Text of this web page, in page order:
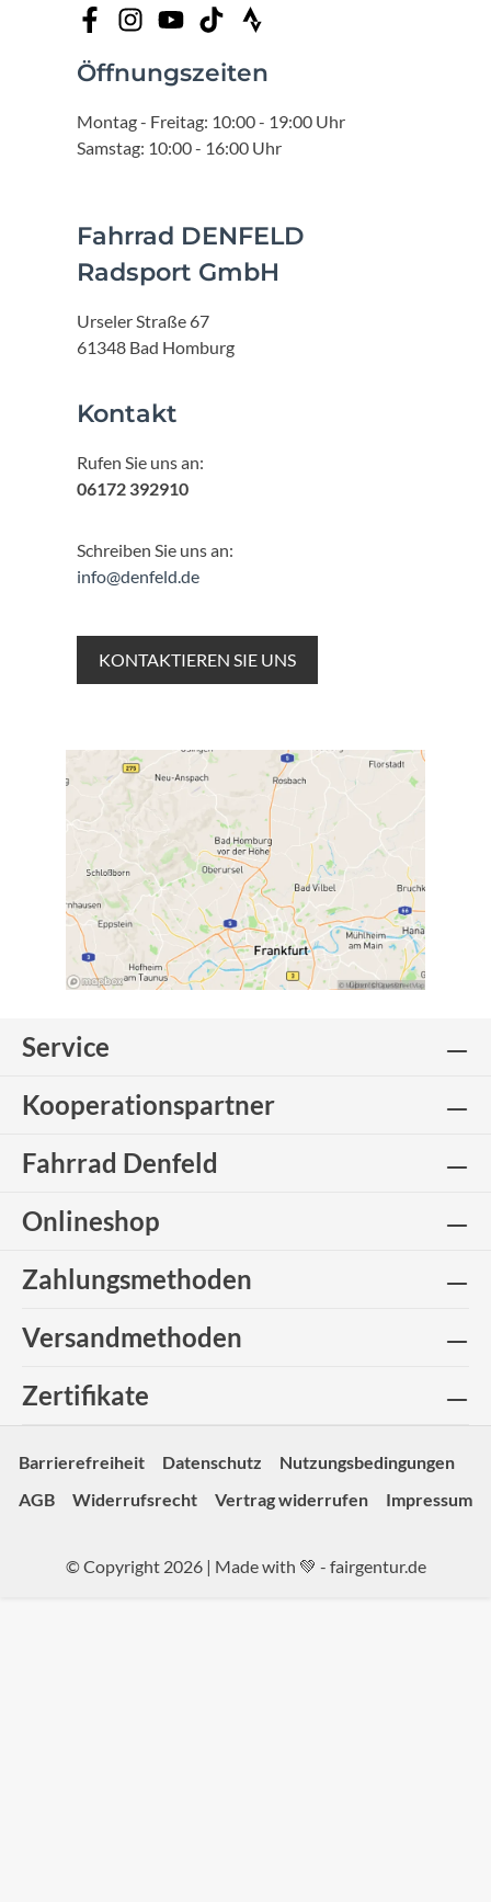
Öffnungszeiten
Montag - Freitag: 10:00 - 19:00 Uhr
Samstag: 10:00 - 16:00 Uhr
Fahrrad DENFELD
Radsport GmbH
Urseler Straße 67
61348 Bad Homburg
Kontakt
Rufen Sie uns an:
06172 392910
Schreiben Sie uns an:
info@denfeld.de
KONTAKTIEREN SIE UNS
Service
Kooperationspartner
Fahrrad Denfeld
Onlineshop
Zahlungsmethoden
Versandmethoden
Zertifikate
Barrierefreiheit Datenschutz
Nutzungsbedingungen
AGB
Widerrufsrecht Vertrag widerrufen Impressum
© Copyright 2026 | Made with 💚 - fairgentur.de